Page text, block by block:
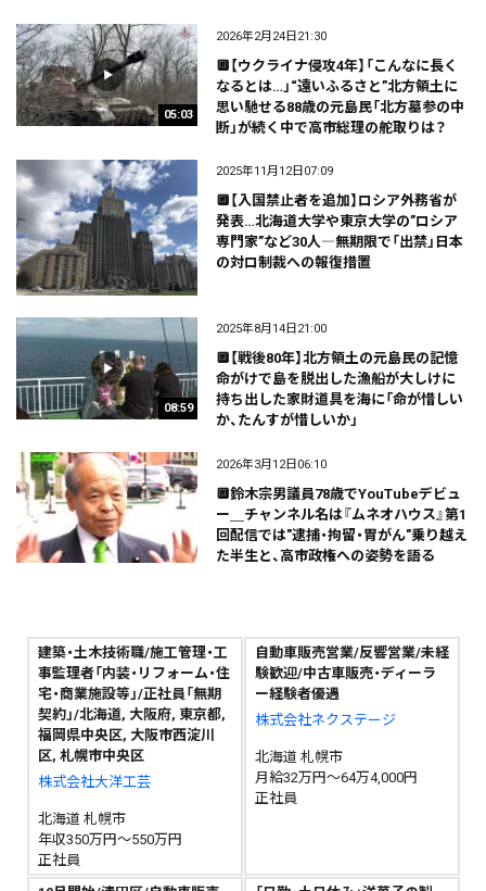
05:03
2026年2月24日21:30
🔲【ウクライナ侵攻4年】「こんなに長く
なるとは…」“遠いふるさと”北方領土に
思い馳せる88歳の元島民「北方墓参の中
断」が続く中で高市総理の舵取りは？
2025年11月12日07:09
🔲【入国禁止者を追加】ロシア外務省が
発表…北海道大学や東京大学の”ロシア
専門家”など30人―無期限で「出禁」日本
の対ロ制裁への報復措置
08:59
2025年8月14日21:00
🔲【戦後80年】北方領土の元島民の記憶
命がけで島を脱出した漁船が大しけに
持ち出した家財道具を海に「命が惜しい
か、たんすが惜しいか」
2026年3月12日06:10
🔲鈴木宗男議員78歳でYouTubeデビュ
ー＿チャンネル名は『ムネオハウス』第1
回配信では"逮捕・拘留・胃がん"乗り越え
た半生と、高市政権への姿勢を語る
建築・土木技術職/施工管理・工
事監理者「内装・リフォーム・住
宅・商業施設等」/正社員「無期
契約」/北海道, 大阪府, 東京都,
福岡県中央区, 大阪市西淀川
区, 札幌市中央区
株式会社大洋工芸
北海道 札幌市
年収350万円～550万円
正社員
自動車販売営業/反響営業/未経
験歓迎/中古車販売・ディーラ
ー経験者優遇
株式会社ネクステージ
北海道 札幌市
月給32万円～64万4,000円
正社員